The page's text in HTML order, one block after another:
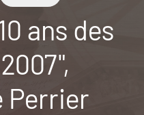
ans des
Perrier